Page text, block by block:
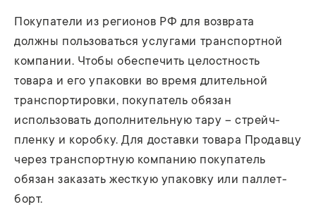
Покупатели из регионов РФ для возврата
должны пользоваться услугами транспортной
компании. Чтобы обеспечить целостность
товара и его упаковки во время длительной
транспортировки, покупатель обязан
использовать дополнительную тару – стрейч-
пленку и коробку. Для доставки товара Продавцу
через транспортную компанию покупатель
обязан заказать жесткую упаковку или паллет-
борт.